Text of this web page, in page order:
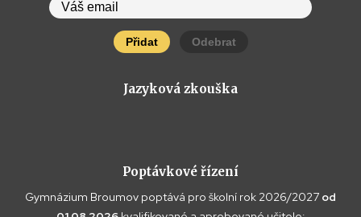
Přidat Odebrat
Jazyková zkouška
Poptávkové řízení
Gymnázium Broumov poptává pro školní rok 2026/2027 od